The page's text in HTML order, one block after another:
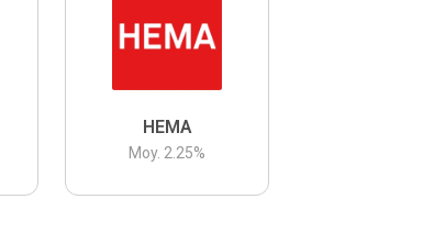
HEMA
Moy. 2.25%